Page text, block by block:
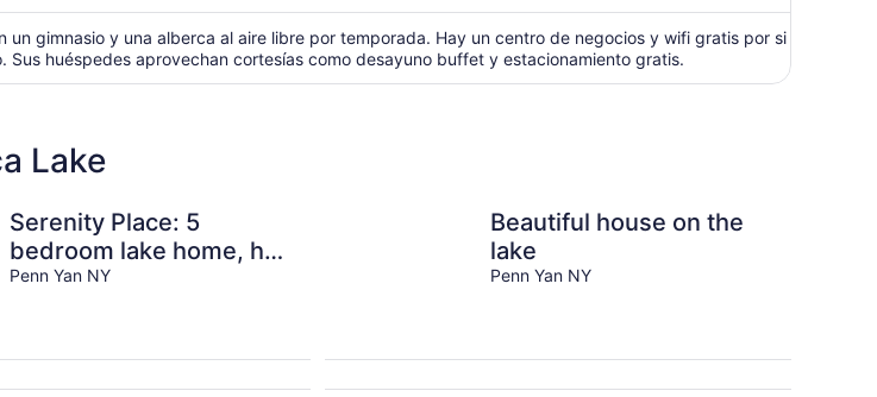
ahora
es
de
$639
un gimnasio y una alberca al aire libre por temporada. Hay un centro de negocios y wifi gratis por si
Sus huéspedes aprovechan cortesías como desayuno buffet y estacionamiento gratis.
Lake
Serenity Place: 5
bedroom lake home, hot
tub, pool table/game
Penn Yan NY
Beautiful house on the
lake
Penn Yan NY